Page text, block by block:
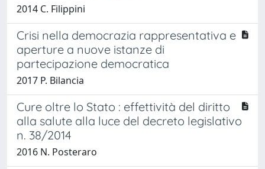
2014 C. Filippini
Crisi nella democrazia rappresentativa e
aperture a nuove istanze di
partecipazione democratica
2017 P. Bilancia
Cure oltre lo Stato : effettività del diritto
alla salute alla luce del decreto legislativo
n. 38/2014
2016 N. Posteraro